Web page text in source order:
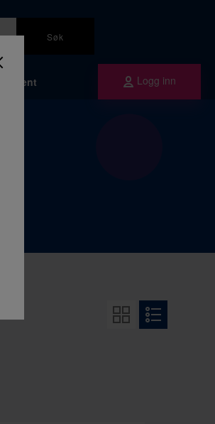
Søk
Om Plandent Logg inn